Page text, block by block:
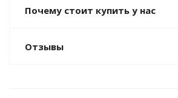
Почему стоит купить у нас
Отзывы